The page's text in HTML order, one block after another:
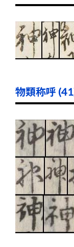
物類称呼